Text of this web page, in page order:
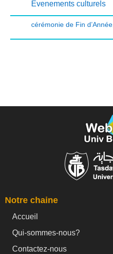
Evenements culturels
cérémonie de Fin d’Année,
Notre chaine
Accueil
Qui-sommes-nous?
Contactez-nous